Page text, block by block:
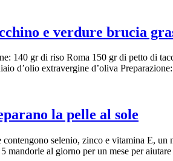
e verdure brucia
140 gr di riso Roma 150 gr di petto di
d’olio extravergine d’oliva
la pelle al sole
selenio, zinco e vitamina E,
mandorle al giorno per un mese per